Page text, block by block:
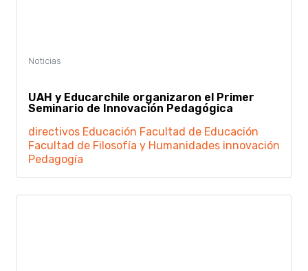
UAH y Educarchile organizaron el Primer
Seminario de Innovación Pedagógica
directivos Educación Facultad de Educación
Facultad de Filosofía y Humanidades innovación
Pedagogía